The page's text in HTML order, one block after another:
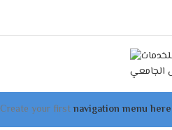
Create your firstnavigation menu here